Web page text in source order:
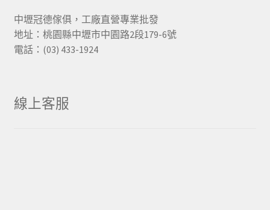
中壢冠德傢俱，工廠直營專業批發
地址：桃園縣中壢市中園路2段179-6號
電話：(03) 433-1924
線上客服